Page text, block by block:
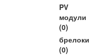
PV
модули
(0)
брелоки
(0)